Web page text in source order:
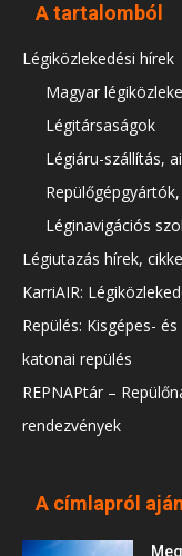
A tartalomból
Légiközlekedési hírek
Magyar
Légitársaságok
Légiáru-szállítás,
Léginavigációs
Légiutazás hírek,
KarriAIR:
Repülés: Kisgépes-
katonai repülés
REPNAPtár –
rendezvények
A címlapról